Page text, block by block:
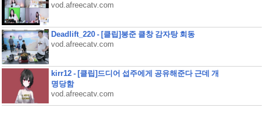
vod.afreecatv.com
Deadlift_220 - [클립]봉준 클창 감자탕 회동
vod.afreecatv.com
kirr12 - [클립]드디어 섭주에게 공유해준다 근데 개
명당함
vod.afreecatv.com